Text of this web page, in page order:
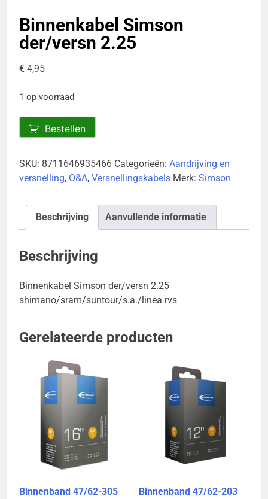
Binnenkabel Simson
der/versn 2.25
€ 4,95
1 op voorraad
Binnenkabel
Simson
2.25
aantal
Bestellen
SKU: 8711646935466 Categorieën: Aandrijving en
versnelling, O&A, Versnellingskabels Merk: Simson
Beschrijving Aanvullende informatie
Beschrijving
Binnenkabel Simson der/versn 2.25
shimano/sram/suntour/s.a./linea rvs
Gerelateerde producten
Binnenband 47/62-305
Binnenband 47/62-203